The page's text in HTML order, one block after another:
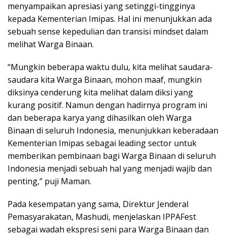
menyampaikan apresiasi yang setinggi-tingginya
kepada Kementerian Imipas. Hal ini menunjukkan ada
sebuah sense kepedulian dan transisi mindset dalam
melihat Warga Binaan.
“Mungkin beberapa waktu dulu, kita melihat saudara-
saudara kita Warga Binaan, mohon maaf, mungkin
diksinya cenderung kita melihat dalam diksi yang
kurang positif. Namun dengan hadirnya program ini
dan beberapa karya yang dihasilkan oleh Warga
Binaan di seluruh Indonesia, menunjukkan keberadaan
Kementerian Imipas sebagai leading sector untuk
memberikan pembinaan bagi Warga Binaan di seluruh
Indonesia menjadi sebuah hal yang menjadi wajib dan
penting,” puji Maman.
Pada kesempatan yang sama, Direktur Jenderal
Pemasyarakatan, Mashudi, menjelaskan IPPAFest
sebagai wadah ekspresi seni para Warga Binaan dan